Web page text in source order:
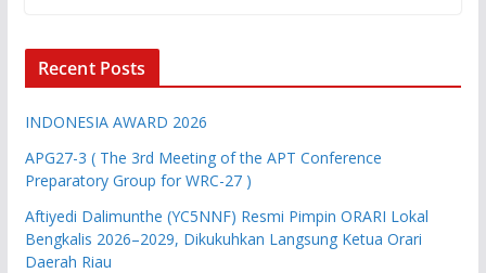
Recent Posts
INDONESIA AWARD 2026
APG27-3 ( The 3rd Meeting of the APT Conference
Preparatory Group for WRC-27 )
Aftiyedi Dalimunthe (YC5NNF) Resmi Pimpin ORARI Lokal
Bengkalis 2026–2029, Dikukuhkan Langsung Ketua Orari
Daerah Riau